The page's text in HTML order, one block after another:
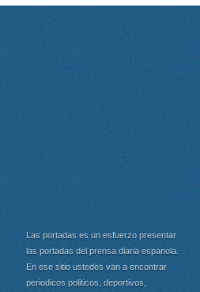
Las portadas es un esfuerzo presentar
las portadas del prensa diaria espanola.
En ese sitio ustedes van a encontrar
periodicos politicos, deportivos,